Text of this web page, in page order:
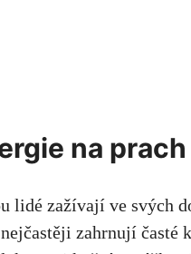
na prach
lidé⁤ zažívají ve ‍svých
zahrnují časté‌